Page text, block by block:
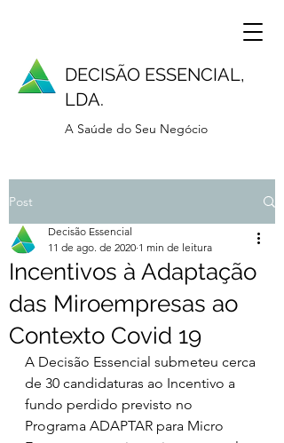
DECISÃO ESSENCIAL,
LDA.
A Saúde do Seu Negócio
Post
Incentivos à Adaptação
das Miroempresas ao
Contexto Covid 19
Decisão Essencial
11 de ago. de 2020 1 min de leitura
A Decisão Essencial submeteu cerca
de 30 candidaturas ao Incentivo a
fundo perdido previsto no
Programa ADAPTAR para Micro